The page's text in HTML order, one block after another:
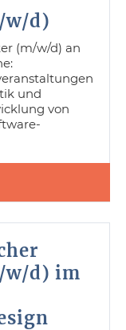
w/d)
(m/w/d) an
und
von
w/d) im